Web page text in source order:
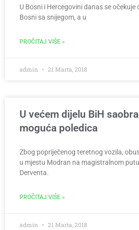
U Bosni i Hercegovini danas se očekuje
Bosni sa snijegom, a u
PROČITAJ VIŠE »
admin 21 Marta, 2018
U većem dijelu BiH
moguća poledica
Zbog popriječenog teretnog vozila,
u mjestu Modran na magistralnom
Derventa.
PROČITAJ VIŠE »
admin 21 Marta, 2018